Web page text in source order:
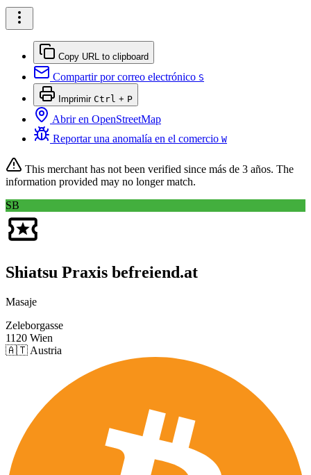
Copy URL to clipboard
Compartir por correo electrónico S
Imprimir Ctrl + P
Abrir en OpenStreetMap
Reportar una anomalía en el comercio W
This merchant has not been verified since más de 3 años. The
information provided may no longer match.
SB
Shiatsu Praxis befreiend.at
Masaje
Zeleborgasse
1120 Wien
🇦🇹 Austria